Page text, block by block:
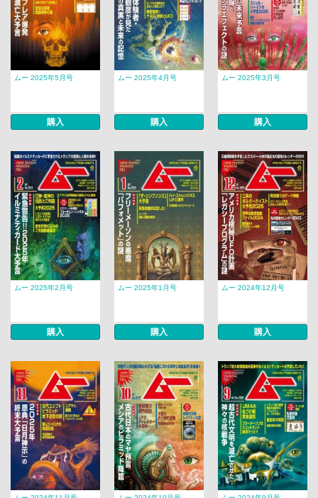
ムー 2025年5月号
購入
ムー 2025年4月号
購入
ムー 2025年3月号
購入
ムー 2025年2月号
購入
ムー 2025年1月号
購入
ムー 2024年12月号
購入